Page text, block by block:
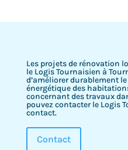
Les projets de rénovation
le Logis Tournaisien à
d’améliorer durablement
énergétique des
concernant des travaux
pouvez contacter le Logis
contact.
Contact